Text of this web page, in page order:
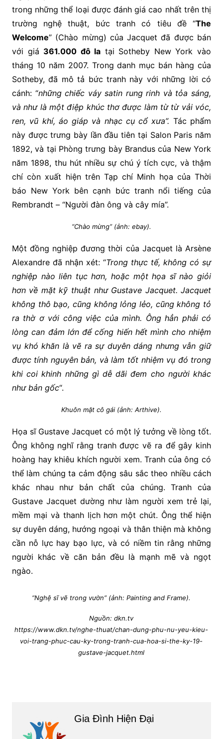
trong những thể loại được đánh giá cao nhất trên thị
trường nghệ thuật, bức tranh có tiêu đề “The
Welcome” (Chào mừng) của Jacquet đã được bán
với giá 361.000 đô la tại Sotheby New York vào
tháng 10 năm 2007. Trong danh mục bán hàng của
Sotheby, đã mô tả bức tranh này với những lời có
cánh: “những chiếc váy satin rung rinh và tỏa sáng,
và như là một điệp khúc thơ được làm từ từ vải vóc,
ren, vũ khí, áo giáp và nhạc cụ cổ xưa”. Tác phẩm
này được trưng bày lần đầu tiên tại Salon Paris năm
1892, và tại Phòng trưng bày Brandus của New York
năm 1898, thu hút nhiều sự chú ý tích cực, và thậm
chí còn xuất hiện trên Tạp chí Minh họa của Thời
báo New York bên cạnh bức tranh nổi tiếng của
Rembrandt – “Người đàn ông và cây mía”.
“Chào mừng” (ảnh: ebay).
Một đồng nghiệp đương thời của Jacquet là Arsène
Alexandre đã nhận xét: “Trong thực tế, không có sự
nghiệp nào liên tục hơn, hoặc một họa sĩ nào giỏi
hơn về mặt kỹ thuật như Gustave Jacquet. Jacquet
không thô bạo, cũng không lỏng lẻo, cũng không tỏ
ra thờ ơ với công việc của mình. Ông hẳn phải có
lòng can đảm lớn để cống hiến hết mình cho nhiệm
vụ khó khăn là vẽ ra sự duyên dáng nhưng vẫn giữ
được tính nguyên bản, và làm tốt nhiệm vụ đó trong
khi coi khinh những gì dễ dãi đem cho người khác
như bản gốc“.
Khuôn mặt cô gái (ảnh: Arthive).
Họa sĩ Gustave Jacquet có một lý tưởng về lòng tốt.
Ông không nghĩ rằng tranh được vẽ ra để gây kinh
hoàng hay khiêu khích người xem. Tranh của ông có
thể làm chúng ta cảm động sâu sắc theo nhiều cách
khác nhau như bản chất của chúng. Tranh của
Gustave Jacquet dường như làm người xem trẻ lại,
mềm mại và thanh lịch hơn một chút. Ông thể hiện
sự duyên dáng, hướng ngoại và thân thiện mà không
cần nỗ lực hay bạo lực, và có niềm tin rằng những
người khác về căn bản đều là mạnh mẽ và ngọt
ngào.
“Nghệ sĩ vẽ trong vườn” (ảnh: Painting and Frame).
Nguồn: dkn.tv
https://www.dkn.tv/nghe-thuat/chan-dung-phu-nu-yeu-kieu-
voi-trang-phuc-cau-ky-trong-tranh-cua-hoa-si-the-ky-19-
gustave-jacquet.html
Gia Đình Hiện Đại